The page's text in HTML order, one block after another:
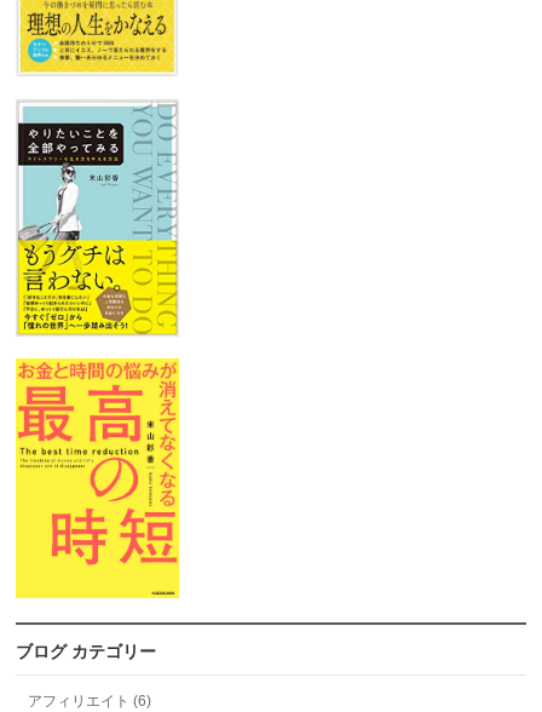
ブログ カテゴリー
アフィリエイト (6)